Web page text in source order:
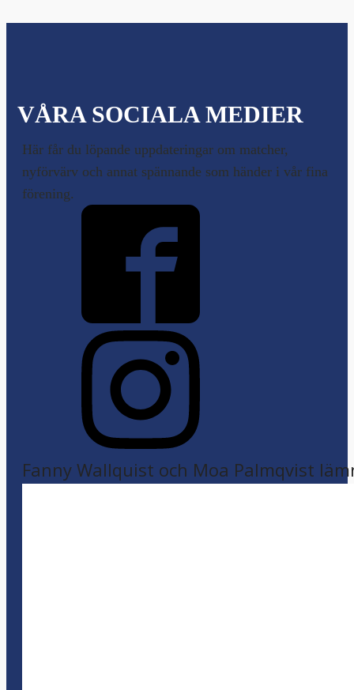
VÅRA SOCIALA MEDIER
Här får du löpande uppdateringar om matcher,
nyförvärv och annat spännande som händer i vår fina
förening.
Fanny Wallquist och Moa Palmqvist